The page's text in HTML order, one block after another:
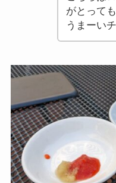
がとって
うまーい